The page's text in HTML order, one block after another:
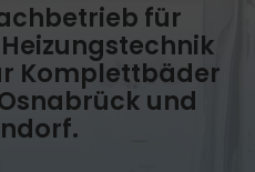
für
Komplettbäder
und